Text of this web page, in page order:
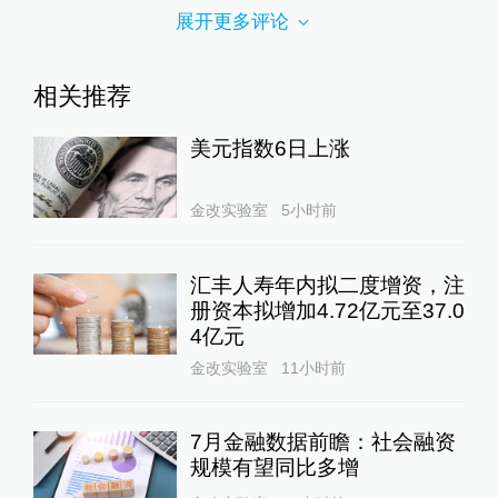
展开更多评论
相关推荐
美元指数6日上涨
金改实验室 5小时前
汇丰人寿年内拟二度增资，注
册资本拟增加4.72亿元至37.0
4亿元
金改实验室 11小时前
7月金融数据前瞻：社会融资
规模有望同比多增